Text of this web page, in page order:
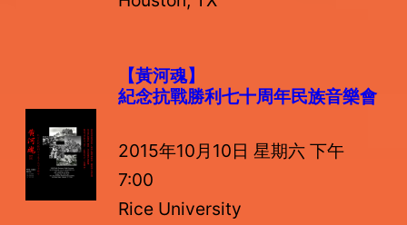
【黃河魂】
紀念抗戰勝利七十周年民族音樂會
2015年10月10日 星期六 下午
7:00
Rice University